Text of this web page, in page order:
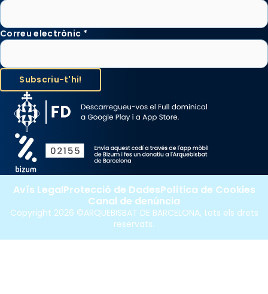
Correu electrònic *
Copyright 2026 ©ARQUEBISBAT DE BARCELONA, tots els drets
reservats.
Avís LegalProtecció de DadesPolítica de Cookies
Canal de denúncia